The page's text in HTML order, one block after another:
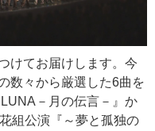
けてお届けします。今
数々から厳選した6曲を
－月の伝言－』か
組公演『～夢と孤独の